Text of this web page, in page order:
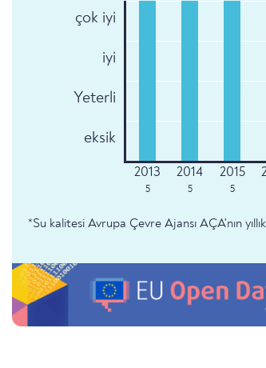
çok iyi
iyi
Yeterli
eksik
5 5 5
*Su kalitesi Avrupa Çevre Ajansı AÇA'nın